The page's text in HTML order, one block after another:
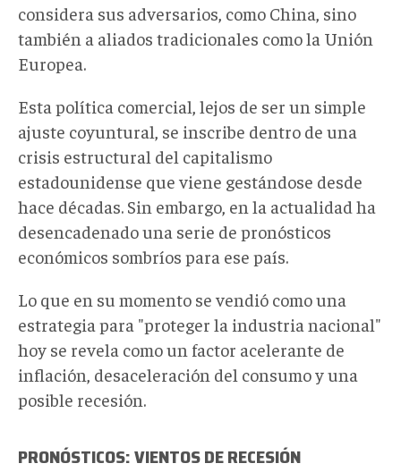
considera sus adversarios, como China, sino
también a aliados tradicionales como la Unión
Europea.
Esta política comercial, lejos de ser un simple
ajuste coyuntural, se inscribe dentro de una
crisis estructural del capitalismo
estadounidense que viene gestándose desde
hace décadas. Sin embargo, en la actualidad ha
desencadenado una serie de pronósticos
económicos sombríos para ese país.
Lo que en su momento se vendió como una
estrategia para "proteger la industria nacional"
hoy se revela como un factor acelerante de
inflación, desaceleración del consumo y una
posible recesión.
PRONÓSTICOS: VIENTOS DE RECESIÓN